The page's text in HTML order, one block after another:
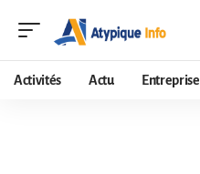
Activités Actu Entreprise